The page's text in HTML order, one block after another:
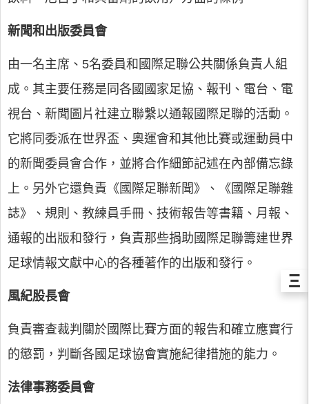
新聞和出版委員會
由一名主席、5名委員和國際足聯公共關係負責人組
成。其主要任務是同各國國家足協、報刊、電台、電
視台、新聞圖片社建立聯繫以通報國際足聯的活動。
它將同委派在世界盃、奧運會和其他比賽或運動員中
的新聞委員會合作，並將合作細節記述在內部備忘錄
上。另外它還負責《國際足聯新聞》、《國際足聯雜
誌》、規則、教練員手冊、技術報告等書籍、月報、
通報的出版和發行，負責那些捐助國際足聯籌建世界
足球情報文獻中心的各種著作的出版和發行。
風紀股長會
負責審查裁判關於國際比賽方面的報告和確立應實行
的懲罰，判斷各國足球協會實施紀律措施的能力。
法律事務委員會
Ξ